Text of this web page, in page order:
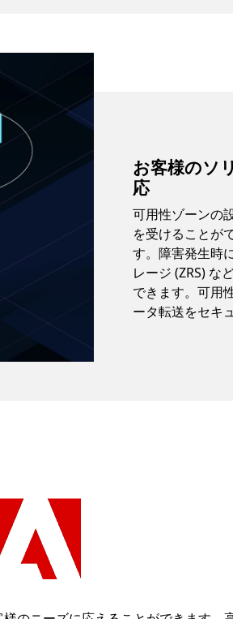
お客様のソ
応
可用性ゾーンの
を受けることが
す。障害発生時
レージ (ZRS) な
できます。可用
ータ転送をセキ